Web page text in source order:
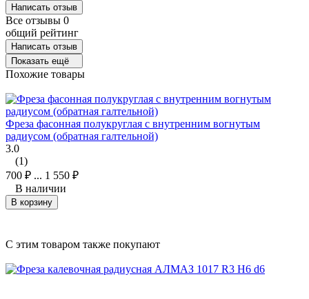
Написать отзыв
Все отзывы 0
общий рейтинг
Написать отзыв
Показать ещё
Похожие товары
Фреза фасонная полукруглая с внутренним вогнутым
радиусом (обратная галтельной)
3.0
(1)
700 ₽ ... 1 550 ₽
В наличии
В корзину
C этим товаром также покупают